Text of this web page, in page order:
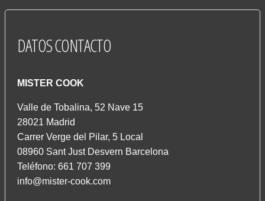
DATOSCONTACTO
MISTER COOK
Valle de Tobalina, 52 Nave 15
28021 Madrid
Carrer Verge del Pilar, 5 Local
08960 Sant Just Desvern Barcelona
Teléfono: 661 707 399
info@mister-cook.com